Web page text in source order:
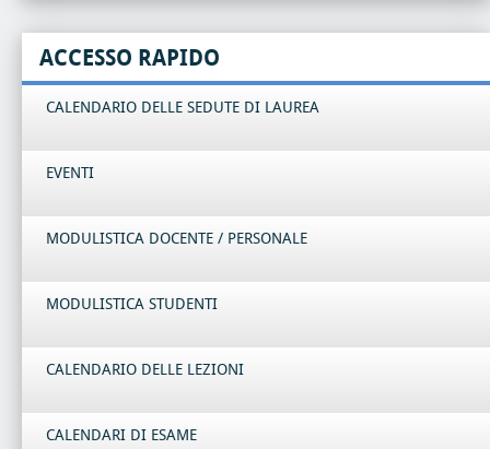
ACCESSO RAPIDO
CALENDARIO DELLE SEDUTE DI LAUREA
EVENTI
MODULISTICA DOCENTE / PERSONALE
MODULISTICA STUDENTI
CALENDARIO DELLE LEZIONI
CALENDARI DI ESAME